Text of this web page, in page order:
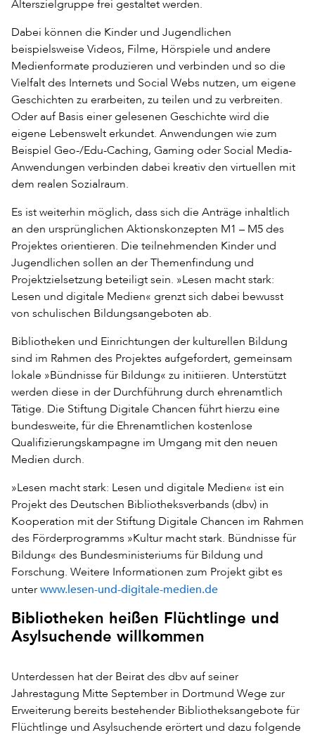
Alterszielgruppe frei gestaltet werden.
Dabei können die Kinder und Jugendlichen
beispielsweise Videos, Filme, Hörspiele und andere
Medienformate produzieren und verbinden und so die
Vielfalt des Internets und Social Webs nutzen, um eigene
Geschichten zu erarbeiten, zu teilen und zu verbreiten.
Oder auf Basis einer gelesenen Geschichte wird die
eigene Lebenswelt erkundet. Anwendungen wie zum
Beispiel Geo-/Edu-Caching, Gaming oder Social Media-
Anwendungen verbinden dabei kreativ den virtuellen mit
dem realen Sozialraum.
Es ist weiterhin möglich, dass sich die Anträge inhaltlich
an den ursprünglichen Aktionskonzepten M1 – M5 des
Projektes orientieren. Die teilnehmenden Kinder und
Jugendlichen sollen an der Themenfindung und
Projektzielsetzung beteiligt sein. »Lesen macht stark:
Lesen und digitale Medien« grenzt sich dabei bewusst
von schulischen Bildungsangeboten ab.
Bibliotheken und Einrichtungen der kulturellen Bildung
sind im Rahmen des Projektes aufgefordert, gemeinsam
lokale »Bündnisse für Bildung« zu initiieren. Unterstützt
werden diese in der Durchführung durch ehrenamtlich
Tätige. Die Stiftung Digitale Chancen führt hierzu eine
bundesweite, für die Ehrenamtlichen kostenlose
Qualifizierungskampagne im Umgang mit den neuen
Medien durch.
»Lesen macht stark: Lesen und digitale Medien« ist ein
Projekt des Deutschen Bibliotheksverbands (dbv) in
Kooperation mit der Stiftung Digitale Chancen im Rahmen
des Förderprogramms »Kultur macht stark. Bündnisse für
Bildung« des Bundesministeriums für Bildung und
Forschung. Weitere Informationen zum Projekt gibt es
unter www.lesen-und-digitale-medien.de
Bibliotheken heißen Flüchtlinge und
Asylsuchende willkommen
Unterdessen hat der Beirat des dbv auf seiner
Jahrestagung Mitte September in Dortmund Wege zur
Erweiterung bereits bestehender Bibliotheksangebote für
Flüchtlinge und Asylsuchende erörtert und dazu folgende